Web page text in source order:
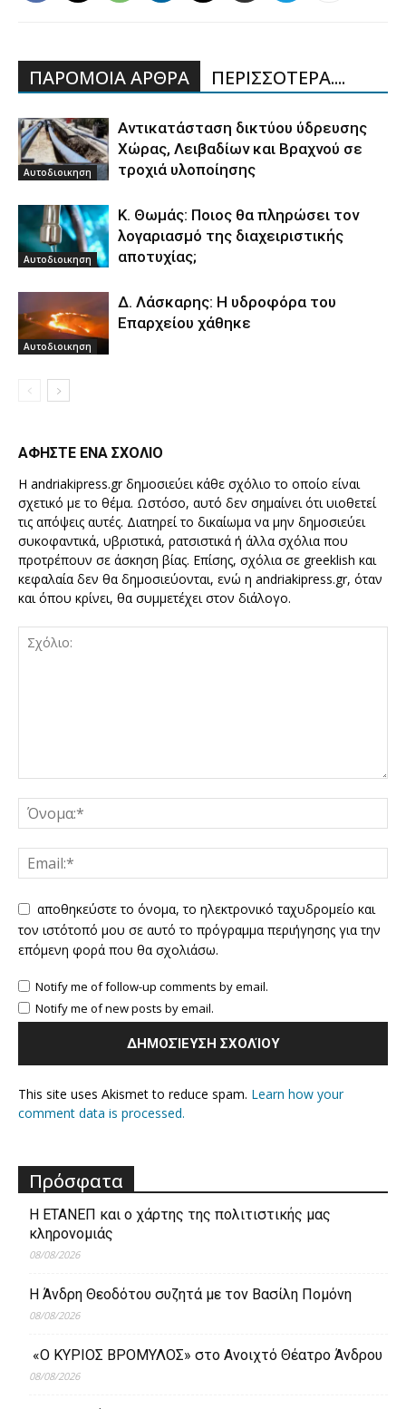
ΠΑΡΟΜΟΙΑ ΑΡΘΡΑ ΠΕΡΙΣΣΟΤΕΡΑ....
Αυτοδιοικηση
Aντικατάσταση δικτύου ύδρευσης
Χώρας, Λειβαδίων και Βραχνού σε
τροχιά υλοποίησης
Αυτοδιοικηση
Κ. Θωμάς: Ποιος θα πληρώσει τον
λογαριασμό της διαχειριστικής
αποτυχίας;
Αυτοδιοικηση
Δ. Λάσκαρης: Η υδροφόρα του
Επαρχείου χάθηκε
ΑΦΗΣΤΕ ΕΝΑ ΣΧΟΛΙΟ
Η andriakipress.gr δημοσιεύει κάθε σχόλιο το οποίο είναι
σχετικό με το θέμα. Ωστόσο, αυτό δεν σημαίνει ότι υιοθετεί
τις απόψεις αυτές. Διατηρεί το δικαίωμα να μην δημοσιεύει
συκοφαντικά, υβριστικά, ρατσιστικά ή άλλα σχόλια που
προτρέπουν σε άσκηση βίας. Επίσης, σχόλια σε greeklish και
κεφαλαία δεν θα δημοσιεύονται, ενώ η andriakipress.gr, όταν
και όπου κρίνει, θα συμμετέχει στον διάλογο.
αποθηκεύστε το όνομα, το ηλεκτρονικό ταχυδρομείο και
τον ιστότοπό μου σε αυτό το πρόγραμμα περιήγησης για την
επόμενη φορά που θα σχολιάσω.
Notify me of follow-up comments by email.
Notify me of new posts by email.
This site uses Akismet to reduce spam. Learn how your
comment data is processed.
Πρόσφατα
Η ΕΤΑΝΕΠ και ο χάρτης της πολιτιστικής μας
κληρονομιάς
08/08/2026
Η Άνδρη Θεοδότου συζητά με τον Βασίλη Πομόνη
08/08/2026
«Ο ΚΥΡΙΟΣ ΒΡΟΜΥΛΟΣ» στο Ανοιχτό Θέατρο Άνδρου
08/08/2026